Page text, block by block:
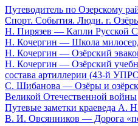
Путеводитель по Озерскому
Спорт. События. Люди. г.
Н. Пирязев — Капли Русской
Н. Кочергин — Школа
Н. Кочергин — Озёрский
Н. Кочергин — Озёрский
состава артиллерии (43-й
С. Шибанова — Озёры и
Великой Отечественной войны
Путевые заметки краеведа А.
В. И. Овсянников — Дорога